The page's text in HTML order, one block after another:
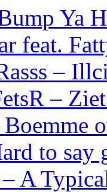
Ya
feat.
–
–
to say
A